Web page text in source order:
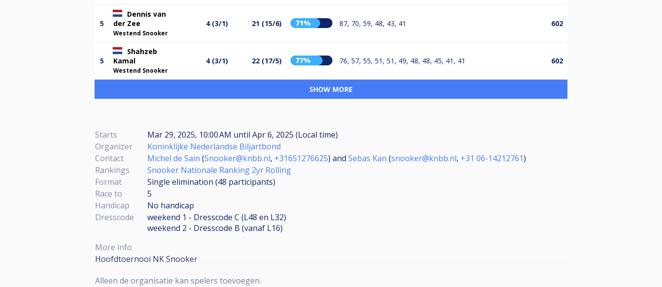
5
Dennis van
der Zee
Westend Snooker
4 (3/1) 21 (15/6) 71% 87, 70, 59, 48, 43, 41 602
5
Shahzeb
Kamal
Westend Snooker
4 (3/1) 22 (17/5) 77% 76, 57, 55, 51, 51, 49, 48, 48, 45, 41, 41 602
SHOW MORE
Starts Mar 29, 2025, 10:00 AM until Apr 6, 2025 (Local time)
Organizer
Koninklijke Nederlandse Biljartbond
Contact
Michel de Sain (Snooker@knbb.nl, +31651276625) and Sebas Kan (snooker@knbb.nl, +31 06-14212761)
Rankings
Snooker Nationale Ranking 2yr Rolling
Format
Single elimination (48 participants)
Race to
5
Handicap
No handicap
Dresscode
weekend 1 - Dresscode C (L48 en L32)
weekend 2 - Dresscode B (vanaf L16)
More info
Hoofdtoernooi NK Snooker
Alleen de organisatie kan spelers toevoegen.